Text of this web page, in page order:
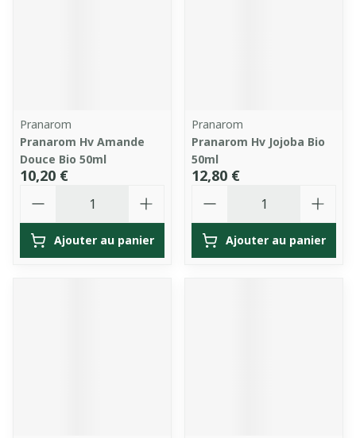
Pranarom
Pranarom Hv Amande
Douce Bio 50ml
10,20 €
Ajouter au panier
Pranarom
Pranarom Hv Jojoba Bio
50ml
12,80 €
Ajouter au panier